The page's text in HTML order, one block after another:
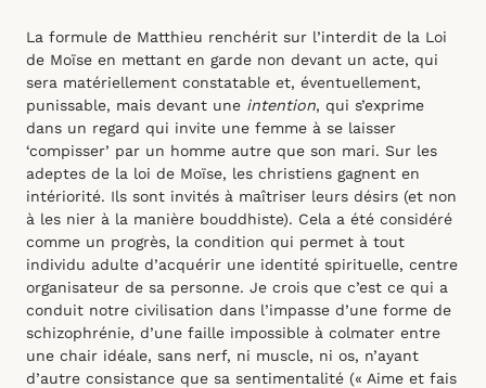
La formule de Matthieu renchérit sur l’interdit de la Loi
de Moïse en mettant en garde non devant un acte, qui
sera matériellement constatable et, éventuellement,
punissable, mais devant une intention, qui s’exprime
dans un regard qui invite une femme à se laisser
‘compisser’ par un homme autre que son mari. Sur les
adeptes de la loi de Moïse, les christiens gagnent en
intériorité. Ils sont invités à maîtriser leurs désirs (et non
à les nier à la manière bouddhiste). Cela a été considéré
comme un progrès, la condition qui permet à tout
individu adulte d’acquérir une identité spirituelle, centre
organisateur de sa personne. Je crois que c’est ce qui a
conduit notre civilisation dans l’impasse d’une forme de
schizophrénie, d’une faille impossible à colmater entre
une chair idéale, sans nerf, ni muscle, ni os, n’ayant
d’autre consistance que sa sentimentalité (« Aime et fais